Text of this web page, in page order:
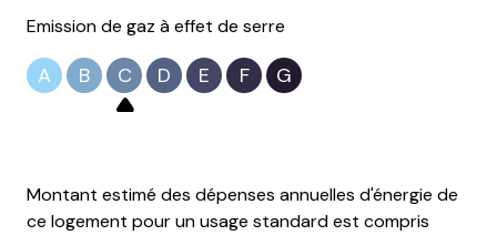
Emission de gaz à effet de serre
A B C D E F G
Montant estimé des dépenses annuelles d'énergie de
ce logement pour un usage standard est compris